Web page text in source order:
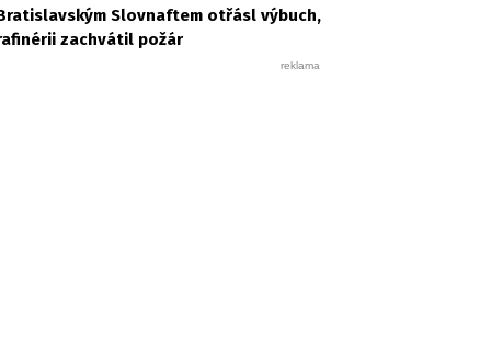
Slovnaftem otřásl výbuch,
zachvátil požár